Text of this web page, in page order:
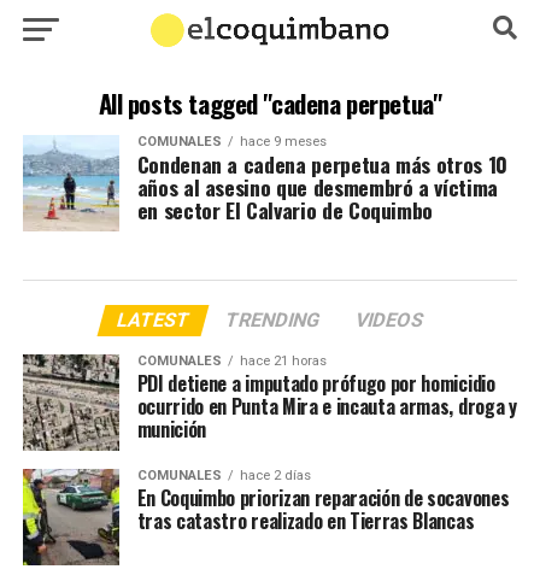
All posts tagged "cadena perpetua"
COMUNALES hace 9 meses
Condenan a cadena perpetua más otros 10
años al asesino que desmembró a víctima
en sector El Calvario de Coquimbo
LATEST TRENDING VIDEOS
COMUNALES hace 21 horas
PDI detiene a imputado prófugo por homicidio
ocurrido en Punta Mira e incauta armas, droga y
munición
COMUNALES hace 2 días
En Coquimbo priorizan reparación de socavones
tras catastro realizado en Tierras Blancas